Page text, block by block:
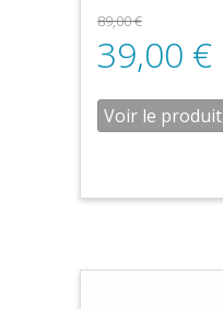
89,00€
39,00 €
Voir le produit